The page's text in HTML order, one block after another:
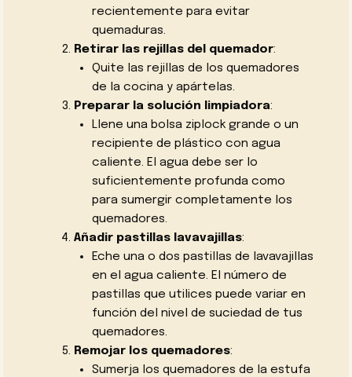
recientemente para evitar
quemaduras.
Retirar las rejillas del quemador:
Quite las rejillas de los quemadores
de la cocina y apártelas.
Preparar la solución limpiadora:
Llene una bolsa ziplock grande o un
recipiente de plástico con agua
caliente. El agua debe ser lo
suficientemente profunda como
para sumergir completamente los
quemadores.
Añadir pastillas lavavajillas:
Eche una o dos pastillas de lavavajillas
en el agua caliente. El número de
pastillas que utilices puede variar en
función del nivel de suciedad de tus
quemadores.
Remojar los quemadores:
Sumerja los quemadores de la estufa